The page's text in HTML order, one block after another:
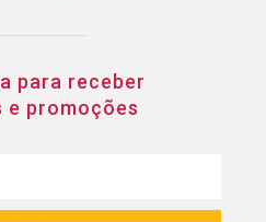
para receber
e promoções